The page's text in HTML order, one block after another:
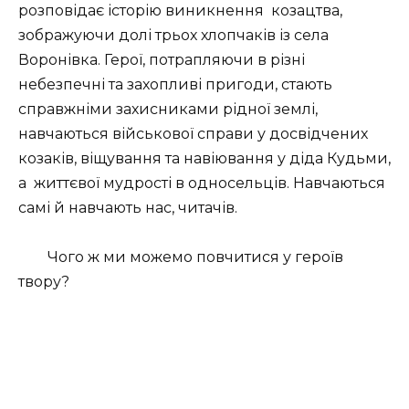
розповідає історію виникнення козацтва,
зображуючи долі трьох хлопчаків із села
Воронівка. Герої, потрапляючи в різні
небезпечні та захопливі пригоди, стають
справжніми захисниками рідної землі,
навчаються військової справи у досвідчених
козаків, віщування та навіювання у діда Кудьми,
а життєвої мудрості в односельців. Навчаються
самі й навчають нас, читачів.
Чого ж ми можемо повчитися у героїв
твору?